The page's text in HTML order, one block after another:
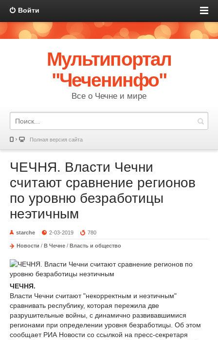
Войти
Мультипортал
"Чеченинфо"
Все о Чечне и мире
Полная версия сайта
ЧЕЧНЯ. Власти Чечни
считают сравнение регионов
по уровню безработицы
неэтичным
starche 2-03-2019 780
Новости / В Чечне / Власть и общество
ЧЕЧНЯ.
Власти Чечни считают "некорректным и неэтичным"
сравнивать республику, которая пережила две
разрушительные войны, с динамично развивавшимися
регионами при определении уровня безработицы. Об этом
сообщает РИА Новости со ссылкой на пресс-секретаря